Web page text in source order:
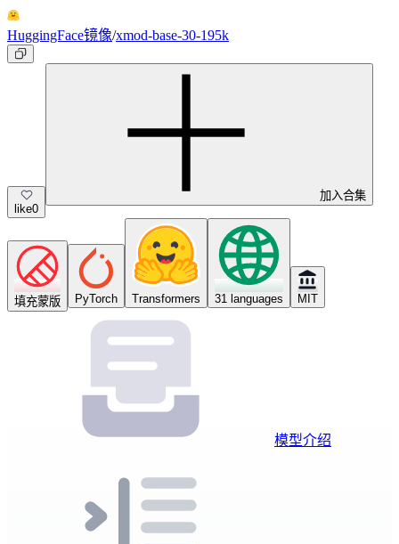
HuggingFace镜像/xmod-base-30-195k
like0
加入合集
填充蒙版 PyTorch Transformers 31 languages MIT
模型介绍